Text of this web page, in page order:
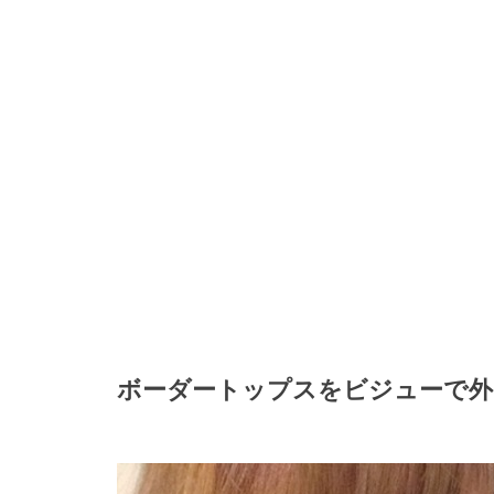
ボーダートップスをビジューで